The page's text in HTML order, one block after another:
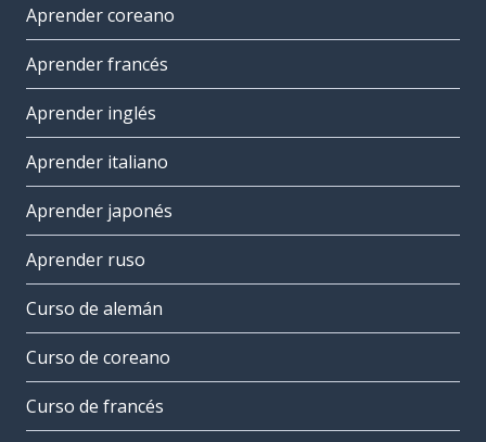
Aprender coreano
Aprender francés
Aprender inglés
Aprender italiano
Aprender japonés
Aprender ruso
Curso de alemán
Curso de coreano
Curso de francés